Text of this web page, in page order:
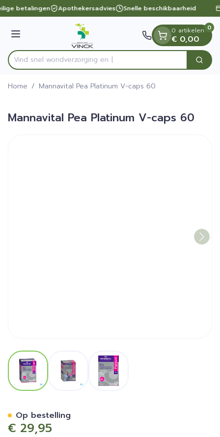
Ga naar de inhoud
1 van 1
betalingen Apothekersadvies Snelle beschikbaarheid
Menu
Product, merk, categorie...
Vind snel wondverzor Zoek
0 artikelen
€ 0,00
0
Home / Mannavital Pea Platinum V-caps 60
Mannavital Pea Platinum V-caps 60
View larger imageView larger imageView larger image
€ 29,95
Op bestelling